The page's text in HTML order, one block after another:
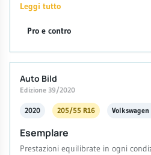
Leggi tutto
Pro e contro
Auto Bild
Edizione 39/2020
2020 205/55 R16
Esemplare
Prestazioni equilibrate in ogni